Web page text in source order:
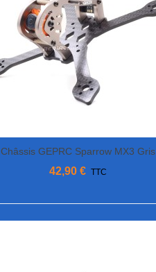
Afficher Plus
Châssis GEPRC Sparrow MX3 Gris
42,90 € TTC